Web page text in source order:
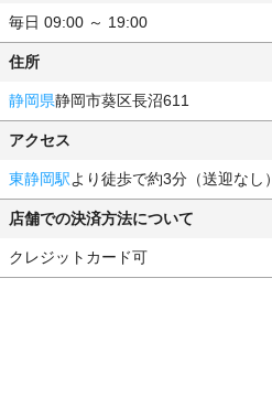
毎日 09:00 ～ 19:00
住所
静岡県静岡市葵区長沼611
アクセス
東静岡駅より徒歩で約3分（送迎なし）
店舗での決済方法について
クレジットカード可